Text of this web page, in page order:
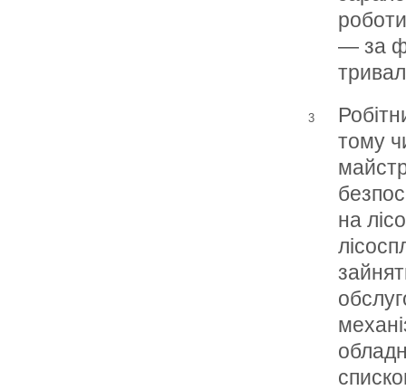
— за
3
тому
на